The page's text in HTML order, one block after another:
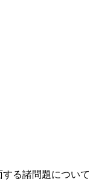
る諸問題について